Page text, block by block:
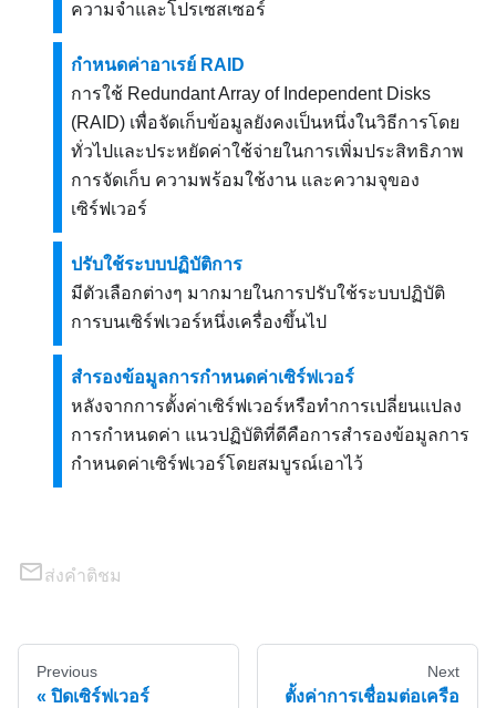
ความจำและโปรเซสเซอร์
กำหนดค่าอาเรย์ RAID
การใช้ Redundant Array of Independent Disks
(RAID) เพื่อจัดเก็บข้อมูลยังคงเป็นหนึ่งในวิธีการโดย
ทั่วไปและประหยัดค่าใช้จ่ายในการเพิ่มประสิทธิภาพ
การจัดเก็บ ความพร้อมใช้งาน และความจุของ
เซิร์ฟเวอร์
ปรับใช้ระบบปฏิบัติการ
มีตัวเลือกต่างๆ มากมายในการปรับใช้ระบบปฏิบัติ
การบนเซิร์ฟเวอร์หนึ่งเครื่องขึ้นไป
สำรองข้อมูลการกำหนดค่าเซิร์ฟเวอร์
หลังจากการตั้งค่าเซิร์ฟเวอร์หรือทำการเปลี่ยนแปลง
การกำหนดค่า แนวปฏิบัติที่ดีคือการสำรองข้อมูลการ
กำหนดค่าเซิร์ฟเวอร์โดยสมบูรณ์เอาไว้
ส่งคำติชม
Previous
ปิดเซิร์ฟเวอร์
Next
ตั้งค่าการเชื่อมต่อเครือ